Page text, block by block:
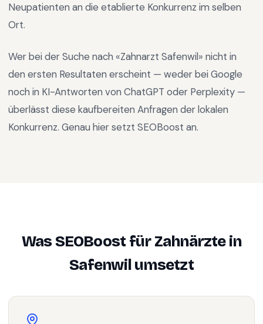
Neupatienten an die etablierte Konkurrenz im selben
Ort.
Wer bei der Suche nach «Zahnarzt Safenwil» nicht in
den ersten Resultaten erscheint — weder bei Google
noch in KI-Antworten von ChatGPT oder Perplexity —
überlässt diese kaufbereiten Anfragen der lokalen
Konkurrenz. Genau hier setzt SEOBoost an.
Was SEOBoost fürZahnärztein
Safenwilumsetzt